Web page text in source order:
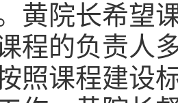
黄院长希望
程的负责人
照课程建设